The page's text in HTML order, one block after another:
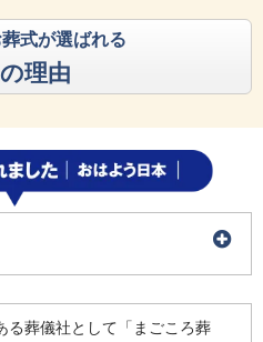
式が選ばれる
理由
る葬儀社として「まごころ葬